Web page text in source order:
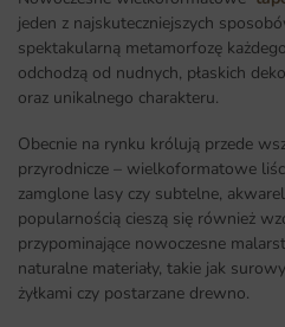
jeden z najskuteczniejszych
spektakularną metamorfozę
odchodzą od nudnych, płaskich
oraz unikalnego charakteru.
Obecnie na rynku królują przede
przyrodnicze – wielkoformatowe
zamglone lasy czy subtelne,
popularnością cieszą się również
przypominające nowoczesne
naturalne materiały, takie jak
żyłkami czy postarzane drewno.